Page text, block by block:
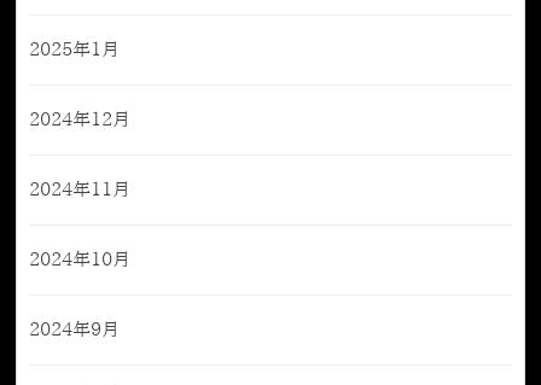
2025年1月
2024年12月
2024年11月
2024年10月
2024年9月